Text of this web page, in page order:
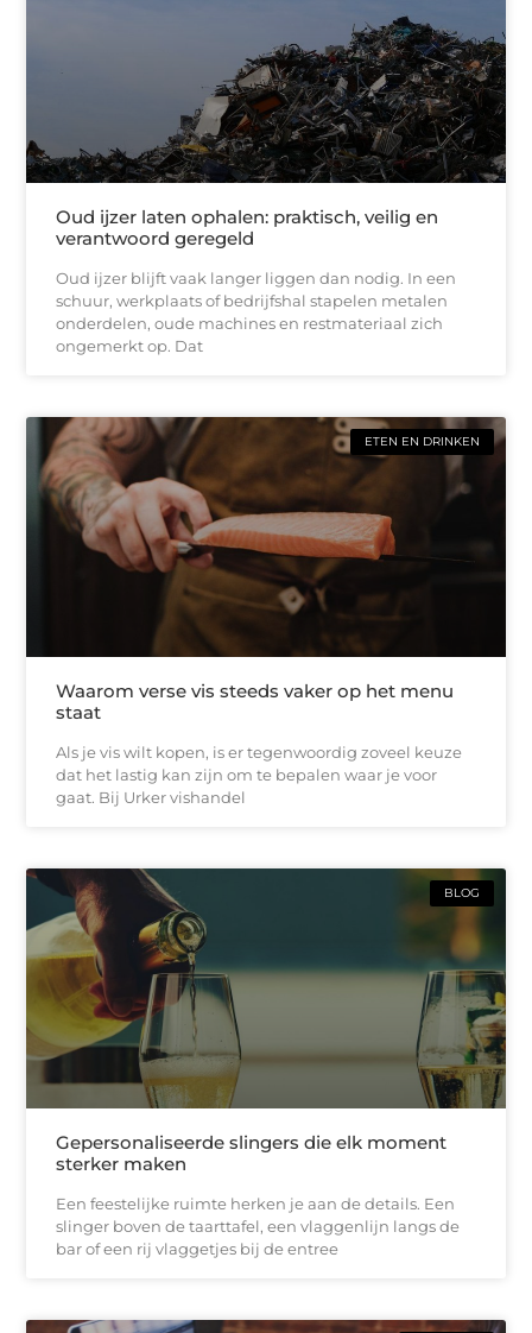
Oud ijzer laten ophalen: praktisch, veilig en
verantwoord geregeld
Oud ijzer blijft vaak langer liggen dan nodig. In een
schuur, werkplaats of bedrijfshal stapelen metalen
onderdelen, oude machines en restmateriaal zich
ongemerkt op. Dat
ETEN EN DRINKEN
Waarom verse vis steeds vaker op het menu
staat
Als je vis wilt kopen, is er tegenwoordig zoveel keuze
dat het lastig kan zijn om te bepalen waar je voor
gaat. Bij Urker vishandel
BLOG
Gepersonaliseerde slingers die elk moment
sterker maken
Een feestelijke ruimte herken je aan de details. Een
slinger boven de taarttafel, een vlaggenlijn langs de
bar of een rij vlaggetjes bij de entree